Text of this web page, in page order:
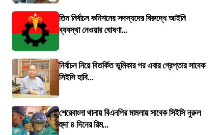
তিন নির্বাচন কমিশনের সদস্যদের বিরুদ্ধে আইনি
ব্যবস্থা নেওয়ার ঘোষণা...
নির্বাচন নিয়ে বিতর্কিত ভূমিকার পর এবার গ্রেপ্তার সাবেক
সিইসি হাবি...
শেরেবাংলা থানায় বিএনপির মামলায় সাবেক সিইসি নুরুল
হুদা ৪ দিনের রিম...